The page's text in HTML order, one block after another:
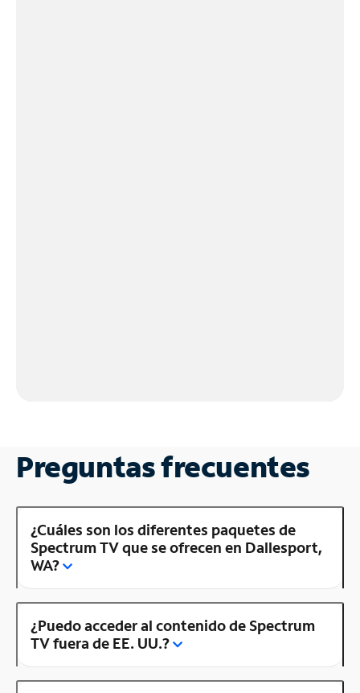
Preguntas frecuentes
¿Cuáles son los diferentes paquetes de
Spectrum TV que se ofrecen en Dallesport,
WA?
¿Puedo acceder al contenido de Spectrum
TV fuera de EE. UU.?